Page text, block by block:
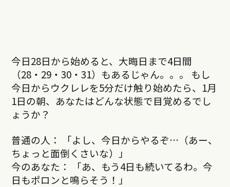
今日28日から始めると、大晦日まで4日間
（28・29・30・31）もあるじゃん。。。 もし
今日からウクレレを5分だけ触り始めたら、1月
1日の朝、あなたはどんな状態で目覚めるでし
ょうか？
普通の人： 「よし、今日からやるぞ…（あー、
ちょっと面倒くさいな）」
今のあなた： 「あ、もう4日も続いてるわ。今
日もポロンと鳴らそう！」